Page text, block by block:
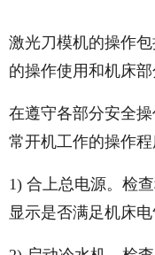
激光刀模机的操作
的操作使用和机床部
在遵守各部分安全
常开机工作的操作程
1) 合上总电源。检
显示是否满足机床电